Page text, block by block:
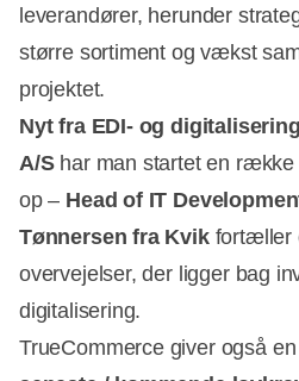
leverandører, herunder
større sortiment og vækst
projektet.
Nyt fra EDI- og
A/Shar man startet en række
op – Head of IT
Tønnersen fra Kvikfortæller
overvejelser, der ligger bag
digitalisering.
TrueCommerce giver også en